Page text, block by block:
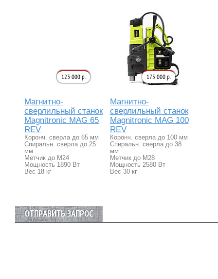
Магнитно-
сверлильный станок
Magnitronic MAG 65
REV
Коронч. сверла до 65 мм
Спиральн. сверла до 25
мм
Метчик до М24
Мощность 1890 Вт
Вес 18 кг
123 000 р.
Магнитно-
сверлильный станок
Magnitronic MAG 100
REV
Коронч. сверла до 100 мм
Спиральн. сверла до 38
мм
Метчик до М28
Мощность 2580 Вт
Вес 30 кг
175 000 р.
ОТПРАВИТЬ ЗАПРОС